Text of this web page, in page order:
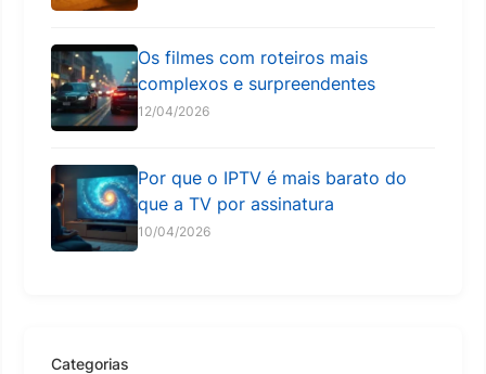
Os filmes com roteiros mais
complexos e surpreendentes
12/04/2026
Por que o IPTV é mais barato do
que a TV por assinatura
10/04/2026
Categorias